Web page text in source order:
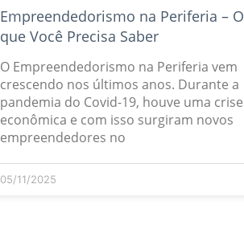
Empreendedorismo na Periferia – O
que Você Precisa Saber
O Empreendedorismo na Periferia vem
crescendo nos últimos anos. Durante a
pandemia do Covid-19, houve uma crise
econômica e com isso surgiram novos
empreendedores no
05/11/2025